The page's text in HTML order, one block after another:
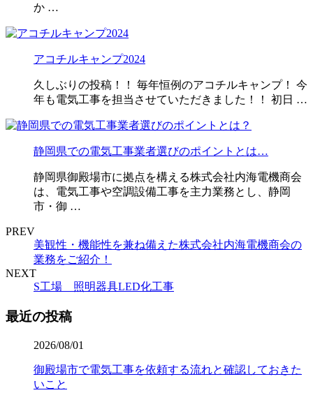
か …
アコチルキャンプ2024
久しぶりの投稿！！ 毎年恒例のアコチルキャンプ！ 今
年も電気工事を担当させていただきました！！ 初日 …
静岡県での電気工事業者選びのポイントとは…
静岡県御殿場市に拠点を構える株式会社内海電機商会
は、電気工事や空調設備工事を主力業務とし、静岡
市・御 …
PREV
美観性・機能性を兼ね備えた株式会社内海電機商会の
業務をご紹介！
NEXT
S工場 照明器具LED化工事
最近の投稿
2026/08/01
御殿場市で電気工事を依頼する流れと確認しておきた
いこと